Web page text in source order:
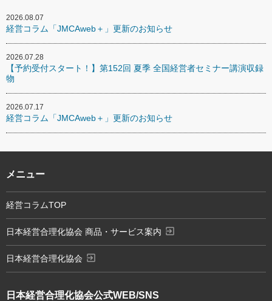
2026.08.07
経営コラム「JMCAweb＋」更新のお知らせ
2026.07.28
【予約受付スタート！】第152回 夏季 全国経営者セミナー講演収録
物
2026.07.17
経営コラム「JMCAweb＋」更新のお知らせ
日本経営合理化協会公式WEB/SNS
メニュー
経営コラムTOP
日本経営合理化協会 商品・サービス案内 exit_to_app
日本経営合理化協会 exit_to_app